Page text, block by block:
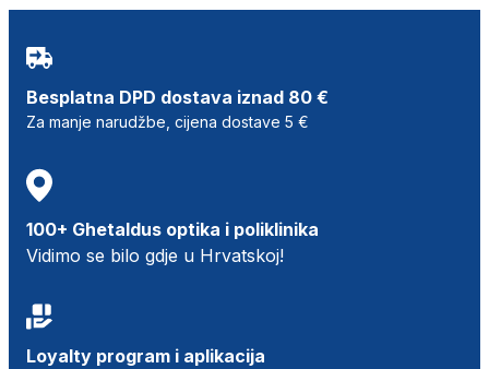
Besplatna DPD dostava iznad 80 €
Za manje narudžbe, cijena dostave 5 €
100+ Ghetaldus optika i poliklinika
Vidimo se bilo gdje u Hrvatskoj!
Loyalty program i aplikacija